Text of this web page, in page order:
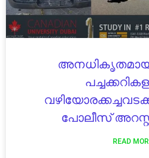
പോലീസ്
READ